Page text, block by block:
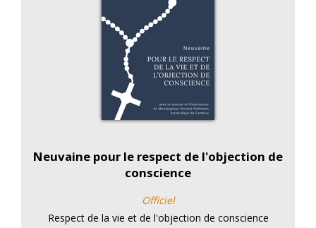
Neuvaine pour le respect de l'objection de
conscience
Officiel
Respect de la vie et de l'objection de conscience